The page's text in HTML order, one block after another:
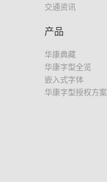
交通资讯
产品
华康典藏
华康字型全览
嵌入式字体
华康字型授权方案